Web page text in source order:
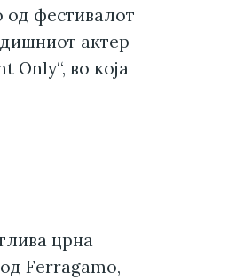
од фестивалот
актер
Only“, во која
црна
Ferragamo,